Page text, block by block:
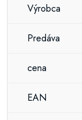
Výrobca
Predáva
cena
EAN